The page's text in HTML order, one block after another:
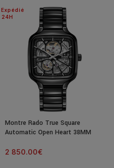
24H
Expédié
Montre Rado True Square
Automatic Open Heart 38MM
2 850.00€